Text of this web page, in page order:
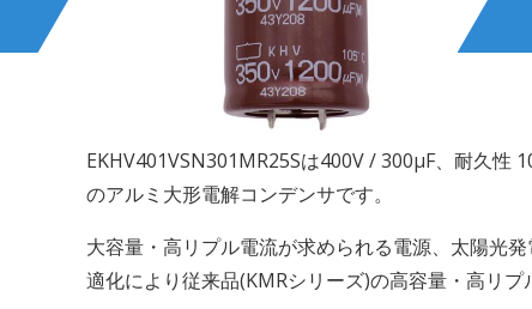
EKHV401VSN301MR25Sは400V / 300µF、耐久
のアルミ大形電解コンデンサです。
大容量・高リプル電流が求められる電源、太陽光
適化により従来品(KMRシリーズ)の高容量・高リ